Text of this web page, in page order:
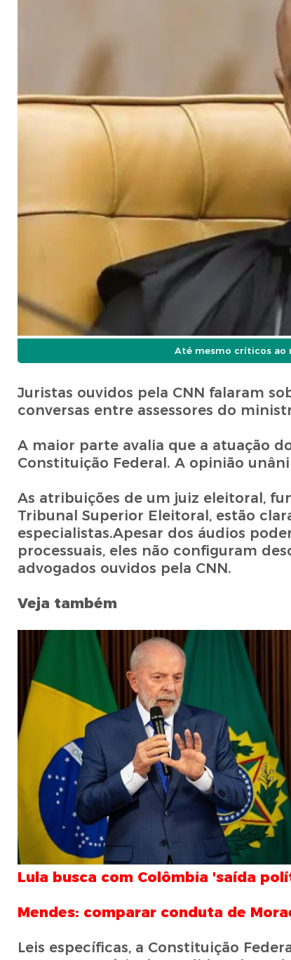
Até mesmo críticos ao
Juristas ouvidos pela CNN falaram
conversas entre assessores do
A maior parte avalia que a atuação
Constituição Federal. A opinião
As atribuições de um juiz eleitoral,
Tribunal Superior Eleitoral, estão
especialistas.Apesar dos áudios
processuais, eles não configuram
advogados ouvidos pela CNN.
Veja também
Lula busca com Colômbia 'saída
Mendes: comparar conduta de
Leis específicas, a Constituição